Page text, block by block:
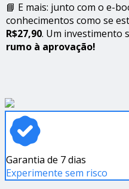
📘 E mais: junto com o e-
conhecimentos como se
R$27,90. Um investimento
rumo à aprovação!
Garantia de 7 dias
Experimente sem risco